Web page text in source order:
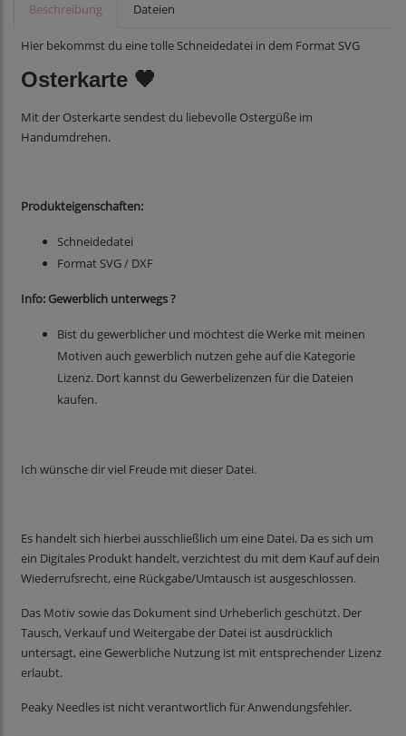
Beschreibung Dateien
Hier bekommst du eine tolle Schneidedatei in dem Format SVG
Osterkarte 🖤
Mit der Osterkarte sendest du liebevolle Ostergüße im
Handumdrehen.
Produkteigenschaften:
Schneidedatei
Format SVG / DXF
Info: Gewerblich unterwegs ?
Bist du gewerblicher und möchtest die Werke mit meinen
Motiven auch gewerblich nutzen gehe auf die Kategorie
Lizenz. Dort kannst du Gewerbelizenzen für die Dateien
kaufen.
Ich wünsche dir viel Freude mit dieser Datei.
Es handelt sich hierbei ausschließlich um eine Datei. Da es sich um
ein Digitales Produkt handelt, verzichtest du mit dem Kauf auf dein
Wiederrufsrecht, eine Rückgabe/Umtausch ist ausgeschlossen.
Das Motiv sowie das Dokument sind Urheberlich geschützt. Der
Tausch, Verkauf und Weitergabe der Datei ist ausdrücklich
untersagt, eine Gewerbliche Nutzung ist mit entsprechender Lizenz
erlaubt.
Peaky Needles ist nicht verantwortlich für Anwendungsfehler.